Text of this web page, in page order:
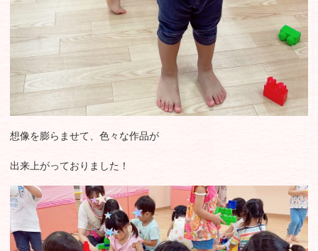
想像を膨らませて、色々な作品が
出来上がっておりました！